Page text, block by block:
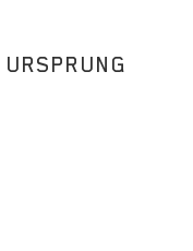
URSPRUNG